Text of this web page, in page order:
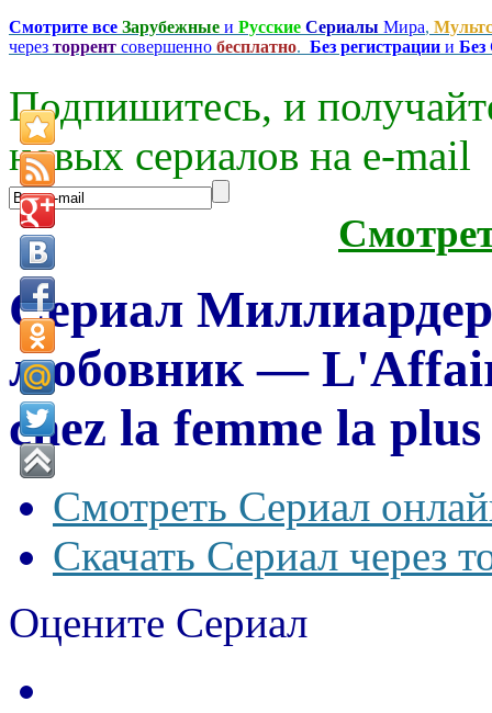
Смотрите все Зарубежные и Русские Сериалы Мира,
через торрент совершенно бесплатно. Без регистрации и
Подпишитесь, и
новых сериалов на e-mаil
Сериал
любовник —
chez la femme la
Смотреть Сериал
Скачать Сериал через
Оцените Сериал